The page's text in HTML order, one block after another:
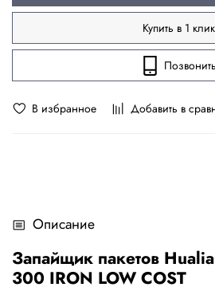
В избранное Добавить в
Купить в 1 клик
Позвонить
Описание
Запайщик пакетов
300 IRON LOW COST